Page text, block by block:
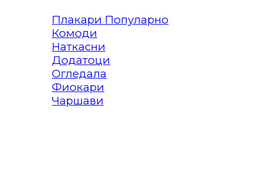
Плакари
Комоди
Наткасни
Додатоци
Огледала
Фиокари
Чаршави